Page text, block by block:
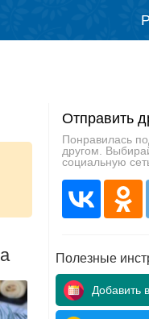
Отправить
Понравилась
другом.
социальную
Полезные
Добавить